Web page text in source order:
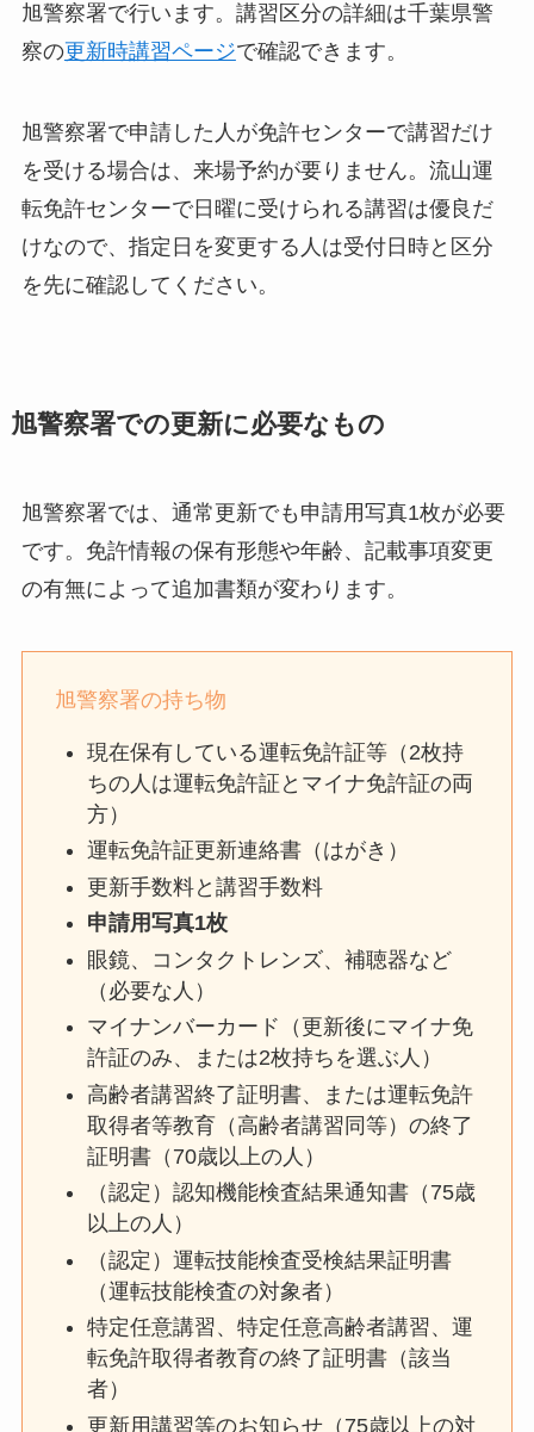
旭警察署で行います。講習区分の詳細は千葉県警
察の更新時講習ページで確認できます。
旭警察署で申請した人が免許センターで講習だけ
を受ける場合は、来場予約が要りません。流山運
転免許センターで日曜に受けられる講習は優良だ
けなので、指定日を変更する人は受付日時と区分
を先に確認してください。
旭警察署での更新に必要なもの
旭警察署では、通常更新でも申請用写真1枚が必要
です。免許情報の保有形態や年齢、記載事項変更
の有無によって追加書類が変わります。
旭警察署の持ち物
現在保有している運転免許証等（2枚持
ちの人は運転免許証とマイナ免許証の両
方）
運転免許証更新連絡書（はがき）
更新手数料と講習手数料
申請用写真1枚
眼鏡、コンタクトレンズ、補聴器など
（必要な人）
マイナンバーカード（更新後にマイナ免
許証のみ、または2枚持ちを選ぶ人）
高齢者講習終了証明書、または運転免許
取得者等教育（高齢者講習同等）の終了
証明書（70歳以上の人）
（認定）認知機能検査結果通知書（75歳
以上の人）
（認定）運転技能検査受検結果証明書
（運転技能検査の対象者）
特定任意講習、特定任意高齢者講習、運
転免許取得者教育の終了証明書（該当
者）
更新用講習等のお知らせ（75歳以上の対